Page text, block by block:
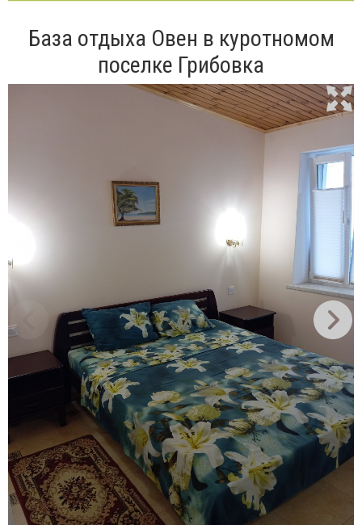
База отдыха Овен в куротномом
поселке Грибовка